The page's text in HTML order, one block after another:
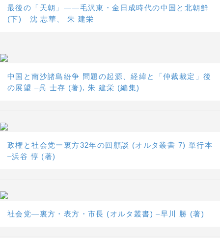
最後の「天朝」――毛沢東・金日成時代の中国と北朝鮮
(下) 沈 志華、 朱 建栄
中国と南沙諸島紛争 問題の起源、経緯と「仲裁裁定」後
の展望 –呉 士存 (著), 朱 建栄 (編集)
政権と社会党ー裏方32年の回顧談 (オルタ叢書 7) 単行本
–浜谷 惇 (著)
社会党―裏方・表方・市長 (オルタ叢書) –早川 勝 (著)